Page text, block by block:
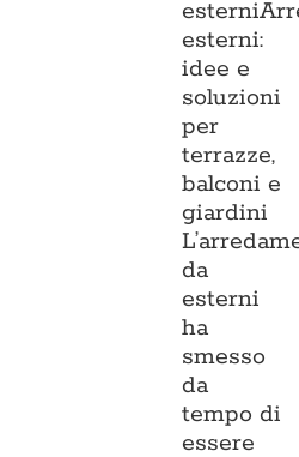
esterni
esterni:
idee e
soluzioni
per
terrazze,
balconi e
giardini
da
esterni
ha
smesso
da
tempo di
essere